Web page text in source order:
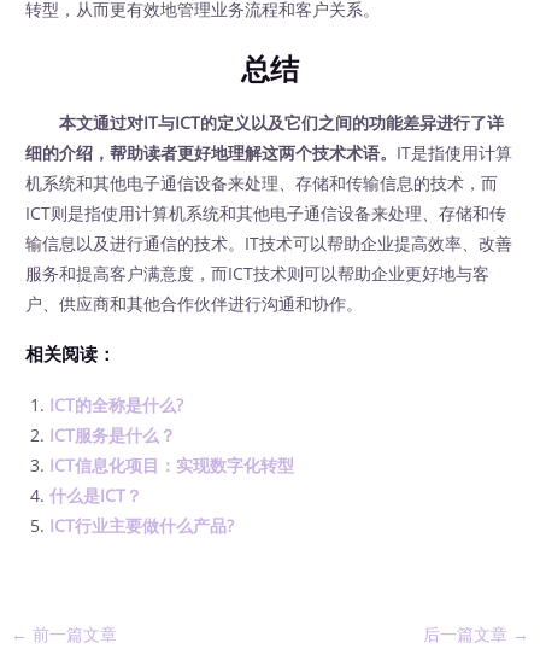
转型，从而更有效地管理业务流程和客户关系。
总结
本文通过对IT与ICT的定义以及它们之间的功能差异进行了详
细的介绍，帮助读者更好地理解这两个技术术语。 IT是指使用计算
机系统和其他电子通信设备来处理、存储和传输信息的技术，而
ICT则是指使用计算机系统和其他电子通信设备来处理、存储和传
输信息以及进行通信的技术。IT技术可以帮助企业提高效率、改善
服务和提高客户满意度，而ICT技术则可以帮助企业更好地与客
户、供应商和其他合作伙伴进行沟通和协作。
相关阅读：
ICT的全称是什么?
ICT服务是什么？
ICT信息化项目：实现数字化转型
什么是ICT？
ICT行业主要做什么产品?
← 前一篇文章 后一篇文章 →